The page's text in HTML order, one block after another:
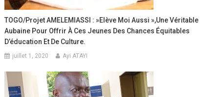
TOGO/Projet AMELEMIASSI : »Elève Moi Aussi »,Une Véritable
Aubaine Pour Offrir À Ces Jeunes Des Chances Équitables
D’éducation Et De Culture.
juillet 1, 2020 Ayi ATAYI